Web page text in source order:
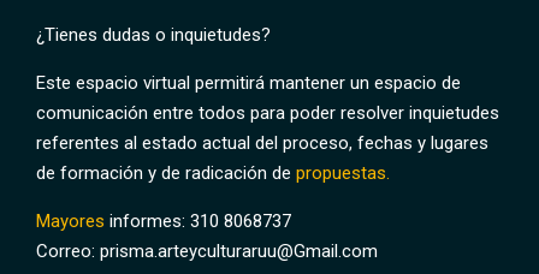
¿Tienes dudas o inquietudes?
Este espacio virtual permitirá mantener un espacio de
comunicación entre todos para poder resolver inquietudes
referentes al estado actual del proceso, fechas y lugares
de formación y de radicación de propuestas.
Mayores informes: 310 8068737
Correo: prisma.arteyculturaruu@Gmail.com